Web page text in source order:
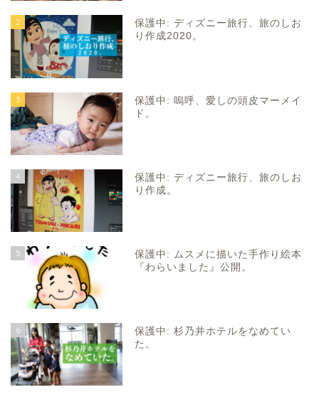
2
保護中: ディズニー旅行、旅のしお
り作成2020。
3
保護中: 嗚呼、愛しの頭皮マーメイ
ド。
4
保護中: ディズニー旅行、旅のしお
り作成。
5
保護中: ムスメに描いた手作り絵本
『わらいました』公開。
6
保護中: 杉乃井ホテルをなめてい
た。